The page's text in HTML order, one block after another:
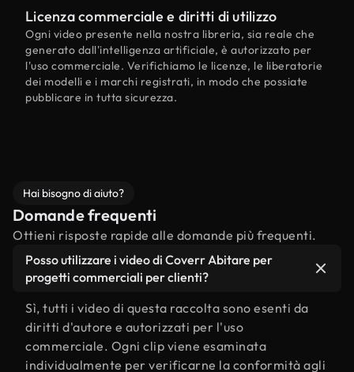
Licenza commerciale e diritti di utilizzo
Ogni video presente nella nostra libreria, sia reale che
generato dall'intelligenza artificiale, è autorizzato per
l'uso commerciale. Verifichiamo le licenze, le liberatorie
dei modelli e i marchi registrati, in modo che possiate
pubblicare in tutta sicurezza.
Hai bisogno di aiuto?
Domande frequenti
Ottieni risposte rapide alle domande più frequenti.
Posso utilizzare i video di Coverr Abitare per
progetti commerciali per clienti?
Sì, tutti i video di questa raccolta sono esenti da
diritti d'autore e autorizzati per l'uso
commerciale. Ogni clip viene esaminata
individualmente per verificarne la conformità agli